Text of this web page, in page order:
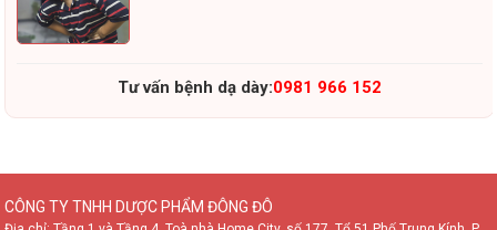
Tư vấn bệnh dạ dày:0981 966 152
CÔNG TY TNHH DƯỢC PHẨM ĐÔNG ĐÔ